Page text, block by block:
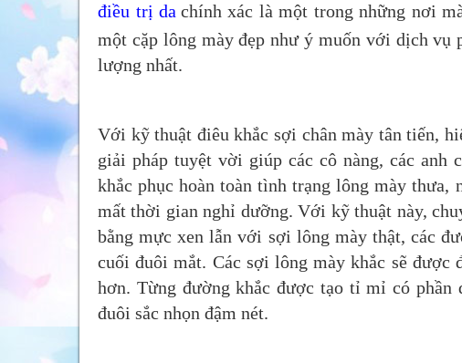
điều trị da chính xác là một trong những nơi
một cặp lông mày đẹp như ý muốn với dịch vụ
lượng nhất.
Với kỹ thuật điêu khắc sợi chân mày tân tiến,
giải pháp tuyệt vời giúp các cô nàng, các anh
khắc phục hoàn toàn tình trạng lông mày
mất thời gian nghỉ dưỡng. Với kỹ thuật này,
bằng mực xen lẫn với sợi lông mày thật, các
cuối đuôi mắt. Các sợi lông mày khắc sẽ được
hơn. Từng đường khắc được tạo tỉ mỉ có phần
đuôi sắc nhọn đậm nét.